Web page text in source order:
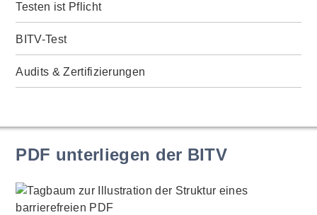
Testen ist Pflicht
BITV-Test
Audits & Zertifizierungen
PDF unterliegen der BITV